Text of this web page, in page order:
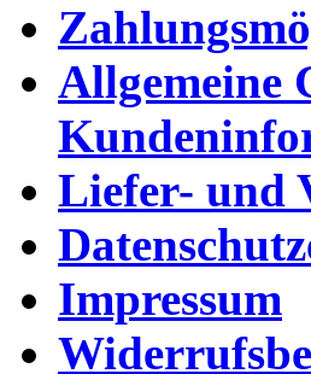
Allgemeine
Liefer- und
Impressum